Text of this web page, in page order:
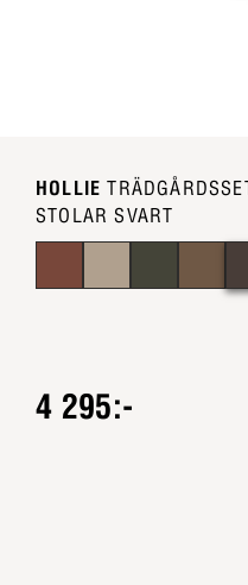
HOLLIE
STOLAR SVART
4 295:-